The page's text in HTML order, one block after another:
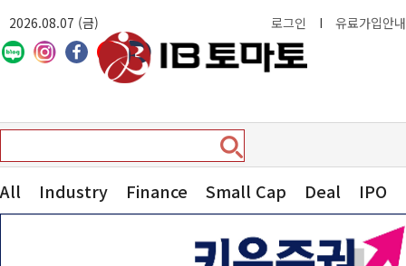
2026.08.07 (금) 로그인 I 유료가입안내
All Industry Finance Small Cap Deal IPO